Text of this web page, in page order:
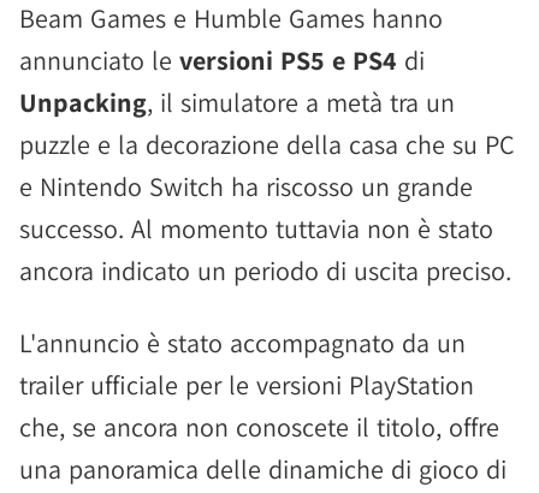
Beam Games e Humble Games hanno
annunciato le versioni PS5 e PS4 di
Unpacking, il simulatore a metà tra un
puzzle e la decorazione della casa che su PC
e Nintendo Switch ha riscosso un grande
successo. Al momento tuttavia non è stato
ancora indicato un periodo di uscita preciso.
L'annuncio è stato accompagnato da un
trailer ufficiale per le versioni PlayStation
che, se ancora non conoscete il titolo, offre
una panoramica delle dinamiche di gioco di